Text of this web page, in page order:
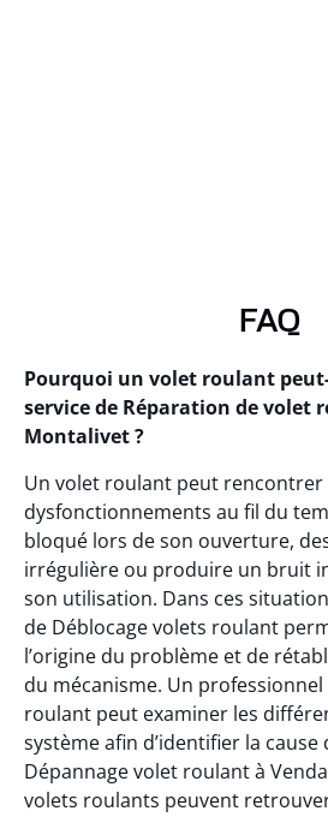
FAQ
Pourquoi un volet roulant
service de Réparation de volet
Montalivet ?
Un volet roulant peut
dysfonctionnements au fil du
bloqué lors de son ouverture,
irrégulière ou produire un bruit
son utilisation. Dans ces
de Déblocage volets roulant
l’origine du problème et de
du mécanisme. Un
roulant peut examiner les
système afin d’identifier la cause
Dépannage volet roulant à
volets roulants peuvent